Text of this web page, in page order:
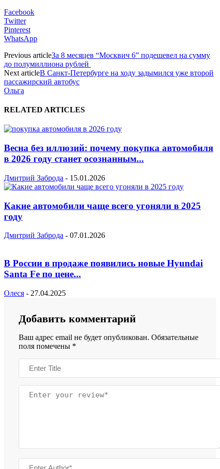
Facebook
Twitter
Pinterest
WhatsApp
Previous articleЗа 8 месяцев “Москвич 6” подешевел на сумму
до полумиллиона рублей
Next articleВ Санкт-Петербурге на ходу задымился уже второй
пассажирский автобус
Ольга
RELATED ARTICLES
Весна без иллюзий: почему покупка автомобиля
в 2026 году станет осознанным...
Дмитрий Заброда - 15.01.2026
Какие автомобили чаще всего угоняли в 2025
году
Дмитрий Заброда - 07.01.2026
В России в продаже появились новые Hyundai
Santa Fe по цене...
Олеся - 27.04.2025
Добавить комментарий
Ваш адрес email не будет опубликован. Обязательные
поля помечены *